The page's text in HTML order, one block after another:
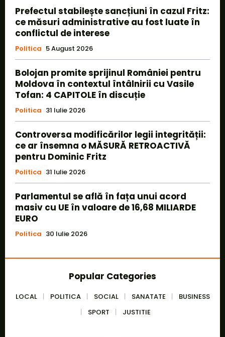
Prefectul stabilește sancțiuni în cazul Fritz:
ce măsuri administrative au fost luate în
conflictul de interese
Politica 5 August 2026
Bolojan promite sprijinul României pentru
Moldova în contextul întâlnirii cu Vasile
Tofan: 4 CAPITOLE în discuție
Politica 31 Iulie 2026
Controversa modificărilor legii integrității:
ce ar însemna o MĂSURĂ RETROACTIVĂ
pentru Dominic Fritz
Politica 31 Iulie 2026
Parlamentul se află în fața unui acord
masiv cu UE în valoare de 16,68 MILIARDE
EURO
Politica 30 Iulie 2026
Popular Categories
LOCAL POLITICA SOCIAL SANATATE
BUSINESS
SPORT
JUSTITIE